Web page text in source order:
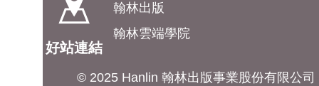
好站連結
翰林出版
翰林雲端學院
© 2025 Hanlin 翰林出版事業股份有限公司